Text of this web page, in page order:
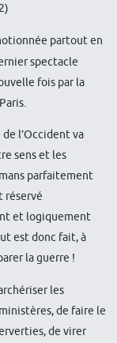
partout en
spectacle
fois par la
l’Occident va
sens et les
parfaitement
réservé
et logiquement
est donc fait, à
la guerre !
les
de faire le
de virer